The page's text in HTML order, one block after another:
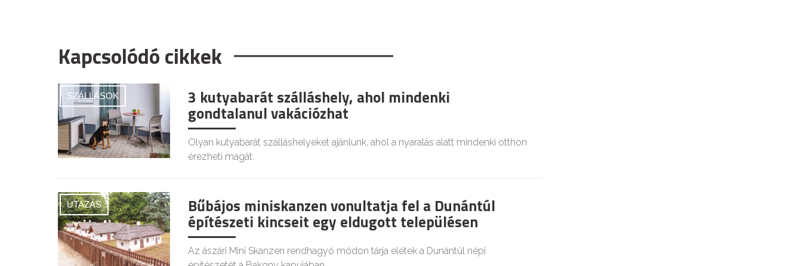
Kapcsolódó cikkek
SZÁLLÁSOK 3 kutyabarát szálláshely, ahol mindenki
gondtalanul vakációzhat
Olyan kutyabarát szálláshelyeket ajánlunk, ahol a nyaralás alatt mindenki otthon
érezheti magát.
UTAZÁS Bűbájos miniskanzen vonultatja fel a Dunántúl
építészeti kincseit egy eldugott településen
Az ászári Mini Skanzen rendhagyó módon tárja elétek a Dunántúl népi